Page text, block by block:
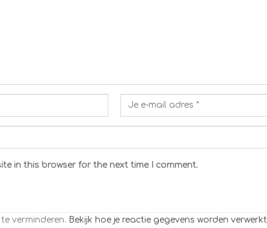
in this browser for the next time I comment.
verminderen. Bekijk hoe je reactie gegevens worden verwerkt